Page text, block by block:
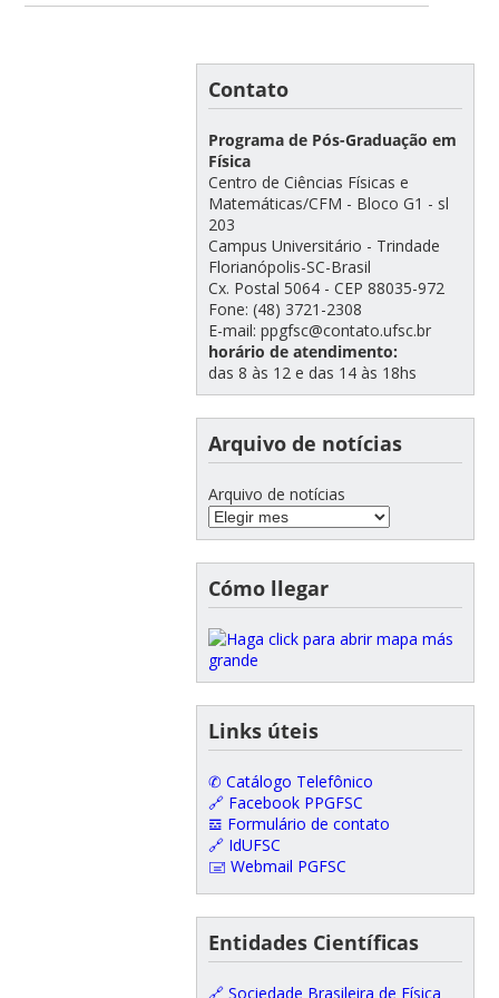
Contato
Programa de Pós-Graduação em
Física
Centro de Ciências Físicas e
Matemáticas/CFM - Bloco G1 - sl
203
Campus Universitário - Trindade
Florianópolis-SC-Brasil
Cx. Postal 5064 - CEP 88035-972
Fone: (48) 3721-2308
E-mail: ppgfsc@contato.ufsc.br
horário de atendimento:
das 8 às 12 e das 14 às 18hs
Arquivo de notícias
Arquivo de notícias
Cómo llegar
Links úteis
✆ Catálogo Telefônico
🔗 Facebook PPGFSC
𝌕 Formulário de contato
🔗 IdUFSC
🖃 Webmail PGFSC
Entidades Científicas
🔗 Sociedade Brasileira de Física